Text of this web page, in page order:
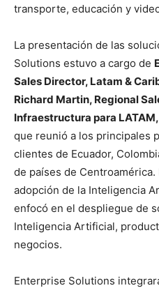
transporte, educación y
La presentación de las
Solutions estuvo a cargo de
Sales Director, Latam &
Richard Martin, Regional
Infraestructura para LATAM,
que reunió a los principales
clientes de Ecuador,
de países de Centroamérica.
adopción de la Inteligencia
enfocó en el despliegue de
Inteligencia Artificial,
negocios.
Enterprise Solutions